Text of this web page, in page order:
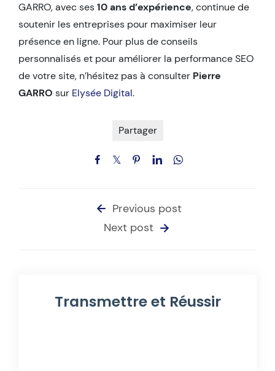
GARRO, avec ses10 ans d’expérience, continue de
soutenir les entreprises pour maximiser leur
présence en ligne. Pour plus de conseils
personnalisés et pour améliorer la performance SEO
de votre site, n’hésitez pas à consulter Pierre
GARRO sur Elysée Digital.
Partager
Previous post
Next post
Transmettre et Réussir